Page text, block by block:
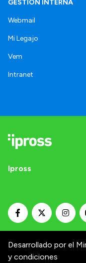
GESTIÓN INTERNA
Webmail
Mi Legajo
Vem
Intranet
Ipross
Desarrollado por el
y condiciones